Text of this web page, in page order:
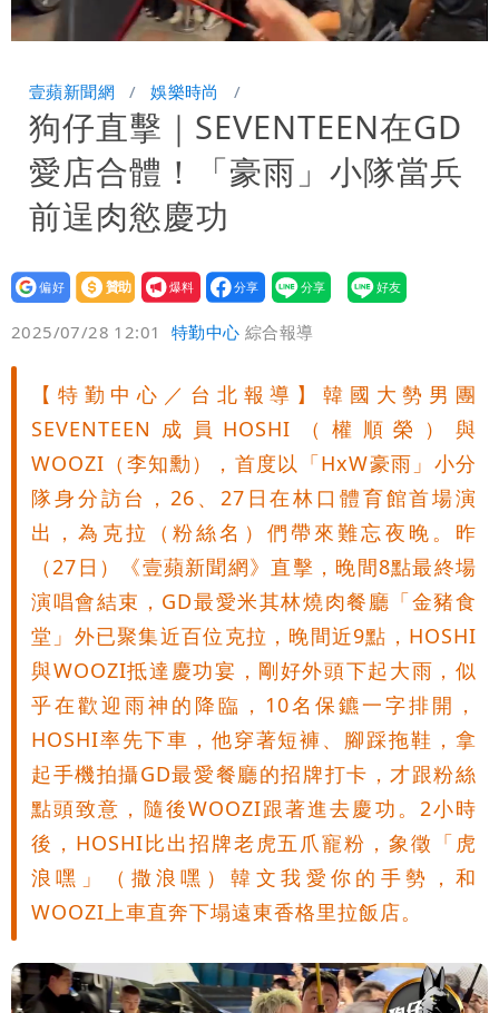
Loaded
100.00%
壹蘋新聞網 娛樂時尚
狗仔直擊｜SEVENTEEN在GD
愛店合體！「豪雨」小隊當兵
前逞肉慾慶功
設為
贊助
我要
爆料
2025/07/28 12:01 特勤中心 綜合報導
【特勤中心／台北報導】韓國大勢男團
SEVENTEEN成員HOSHI（權順榮）與
WOOZI（李知勳），首度以「HxW豪雨」小分
隊身分訪台，26、27日在林口體育館首場演
出，為克拉（粉絲名）們帶來難忘夜晚。昨
（27日）《壹蘋新聞網》直擊，晚間8點最終場
演唱會結束，GD最愛米其林燒肉餐廳「金豬食
堂」外已聚集近百位克拉，晚間近9點，HOSHI
與WOOZI抵達慶功宴，剛好外頭下起大雨，似
乎在歡迎雨神的降臨，10名保鑣一字排開，
HOSHI率先下車，他穿著短褲、腳踩拖鞋，拿
起手機拍攝GD最愛餐廳的招牌打卡，才跟粉絲
點頭致意，隨後WOOZI跟著進去慶功。2小時
後，HOSHI比出招牌老虎五爪寵粉，象徵「虎
浪嘿」（撒浪嘿）韓文我愛你的手勢，和
WOOZI上車直奔下塌遠東香格里拉飯店。